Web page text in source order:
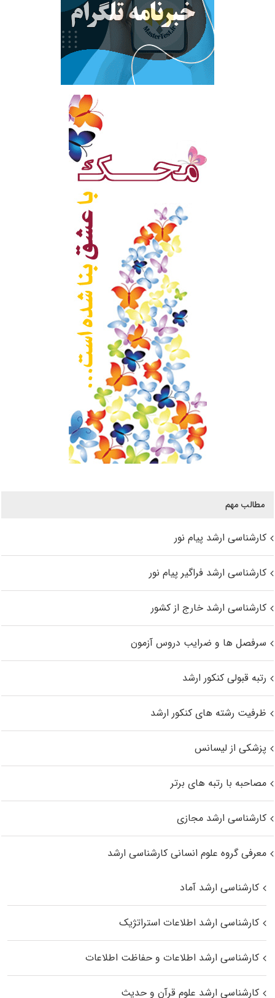
مطالب مهم
کارشناسی ارشد پیام نور
کارشناسی ارشد فراگیر پیام نور
کارشناسی ارشد خارج از کشور
سرفصل ها و ضرایب دروس آزمون
رتبه قبولی کنکور ارشد
ظرفیت رشته های کنکور ارشد
پزشکی از لیسانس
مصاحبه با رتبه های برتر
کارشناسی ارشد مجازی
معرفی گروه علوم انسانی کارشناسی ارشد
کارشناسی ارشد آماد
کارشناسی ارشد اطلاعات استراتژیک
کارشناسی ارشد اطلاعات و حفاظت اطلاعات
کارشناسی ارشد علوم قرآن و حدیث